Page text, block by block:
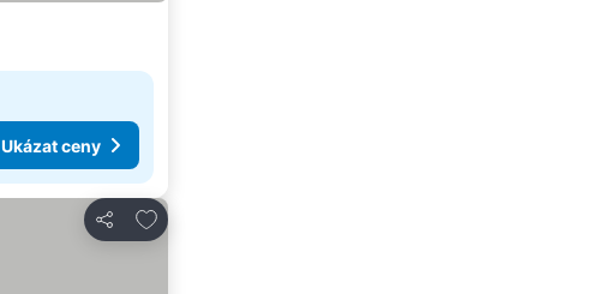
Ukázat ceny
Sdílet
Přidat na seznam oblíbených hotelů